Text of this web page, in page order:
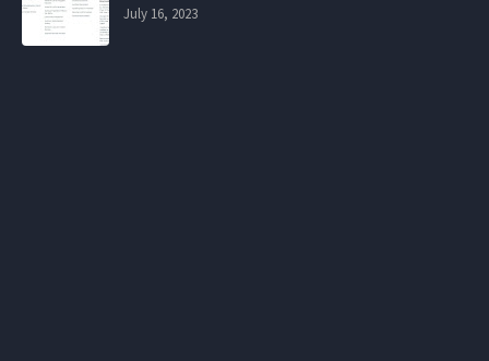
July 16, 2023